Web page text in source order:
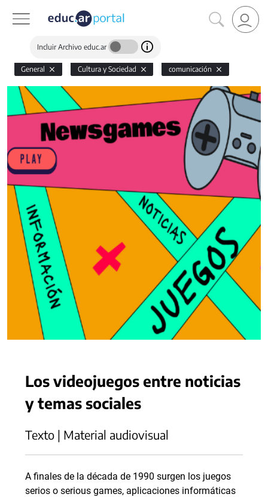
Incluir Archivo educ.ar
General Cultura y Sociedad comunicación
Los videojuegos entre noticias
y temas sociales
Texto | Material audiovisual
A finales de la década de 1990 surgen los juegos
serios o serious games, aplicaciones informáticas